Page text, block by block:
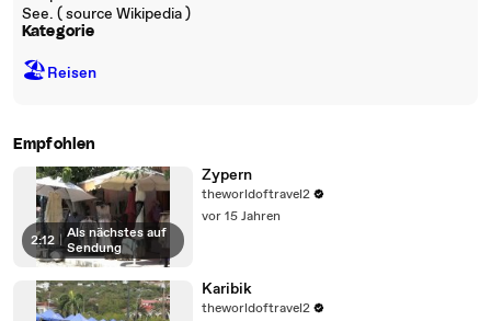
See. ( source Wikipedia )
Kategorie
🏖Reisen
Empfohlen
2:12
Als nächstes auf
Sendung
Zypern
theworldoftravel2
vor 15 Jahren
Karibik
theworldoftravel2